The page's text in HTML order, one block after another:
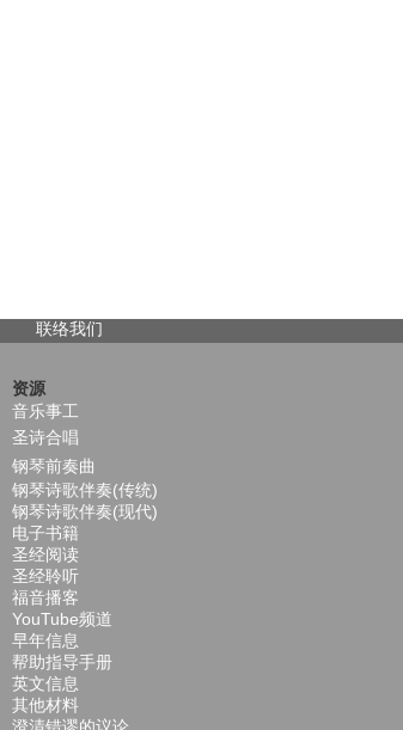
联络我们
资源
音乐事工
圣诗合唱
钢琴前奏曲
钢琴诗歌伴奏(传统)
钢琴诗歌伴奏(现代)
电子书籍
圣经阅读
圣经聆听
福音播客
YouTube频道
早年信息
帮助指导手册
英文信息
其他材料